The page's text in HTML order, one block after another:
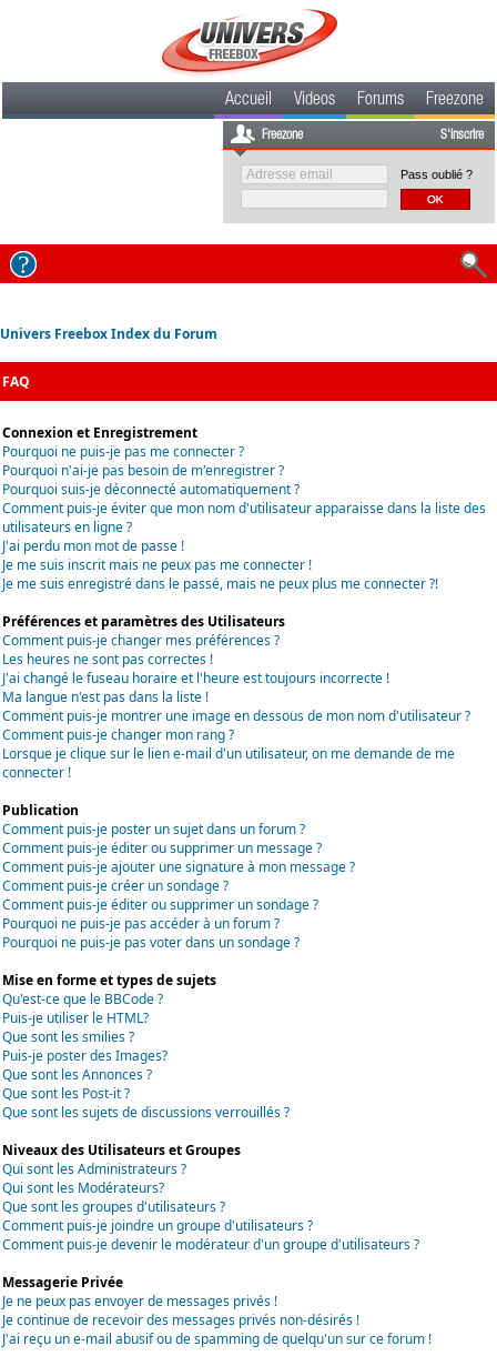
Accueil Videos Forums Freezone
Freezone S'inscrire
Pass oublié ?
Univers Freebox Index du Forum
FAQ
Connexion et Enregistrement
Pourquoi ne puis-je pas me connecter ?
Pourquoi n'ai-je pas besoin de m'enregistrer ?
Pourquoi suis-je déconnecté automatiquement ?
Comment puis-je éviter que mon nom d'utilisateur apparaisse dans la liste des
utilisateurs en ligne ?
J'ai perdu mon mot de passe !
Je me suis inscrit mais ne peux pas me connecter !
Je me suis enregistré dans le passé, mais ne peux plus me connecter ?!
Préférences et paramètres des Utilisateurs
Comment puis-je changer mes préférences ?
Les heures ne sont pas correctes !
J'ai changé le fuseau horaire et l'heure est toujours incorrecte !
Ma langue n'est pas dans la liste !
Comment puis-je montrer une image en dessous de mon nom d'utilisateur ?
Comment puis-je changer mon rang ?
Lorsque je clique sur le lien e-mail d'un utilisateur, on me demande de me
connecter !
Publication
Comment puis-je poster un sujet dans un forum ?
Comment puis-je éditer ou supprimer un message ?
Comment puis-je ajouter une signature à mon message ?
Comment puis-je créer un sondage ?
Comment puis-je éditer ou supprimer un sondage ?
Pourquoi ne puis-je pas accéder à un forum ?
Pourquoi ne puis-je pas voter dans un sondage ?
Mise en forme et types de sujets
Qu'est-ce que le BBCode ?
Puis-je utiliser le HTML?
Que sont les smilies ?
Puis-je poster des Images?
Que sont les Annonces ?
Que sont les Post-it ?
Que sont les sujets de discussions verrouillés ?
Niveaux des Utilisateurs et Groupes
Qui sont les Administrateurs ?
Qui sont les Modérateurs?
Que sont les groupes d'utilisateurs ?
Comment puis-je joindre un groupe d'utilisateurs ?
Comment puis-je devenir le modérateur d'un groupe d'utilisateurs ?
Messagerie Privée
Je ne peux pas envoyer de messages privés !
Je continue de recevoir des messages privés non-désirés !
J'ai reçu un e-mail abusif ou de spamming de quelqu'un sur ce forum !